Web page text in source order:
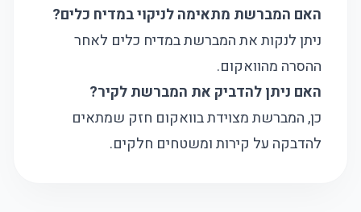
האם המברשת מתאימה לניקוי במדיח כלים?
ניתן לנקות את המברשת במדיח כלים לאחר
ההסרה מהוואקום.
האם ניתן להדביק את המברשת לקיר?
כן, המברשת מצוידת בוואקום חזק שמתאים
להדבקה על קירות ומשטחים חלקים.